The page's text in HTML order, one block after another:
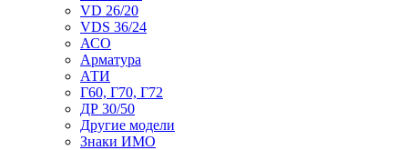
VD 26/20
VDS 36/24
АСО
Арматура
АТИ
Г60, Г70, Г72
ДР 30/50
Другие модели
Знаки ИМО